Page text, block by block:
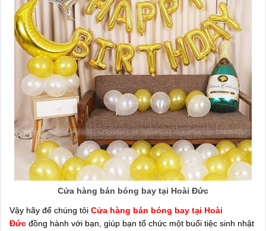
Cửa hàng bán bóng bay tại Hoài Đức
Vậy hãy để chúng tôi Cửa hàng bán bóng bay tại Hoài
Đức đồng hành với bạn, giúp bạn tổ chức một buổi tiệc sinh nhật